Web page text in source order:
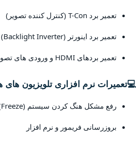
تعمیر برد T-Con (کنترل کننده تصویر)
تعمیر برد اینورتر (Backlight Inverter)
تعمیر بردهای HDMI و ورودی های تصویری
💻تعمیرات نرم افزاری تلویزیون های
رفع مشکل هنگ کردن سیستم (Freeze)
بروزرسانی فریمور و نرم افزار